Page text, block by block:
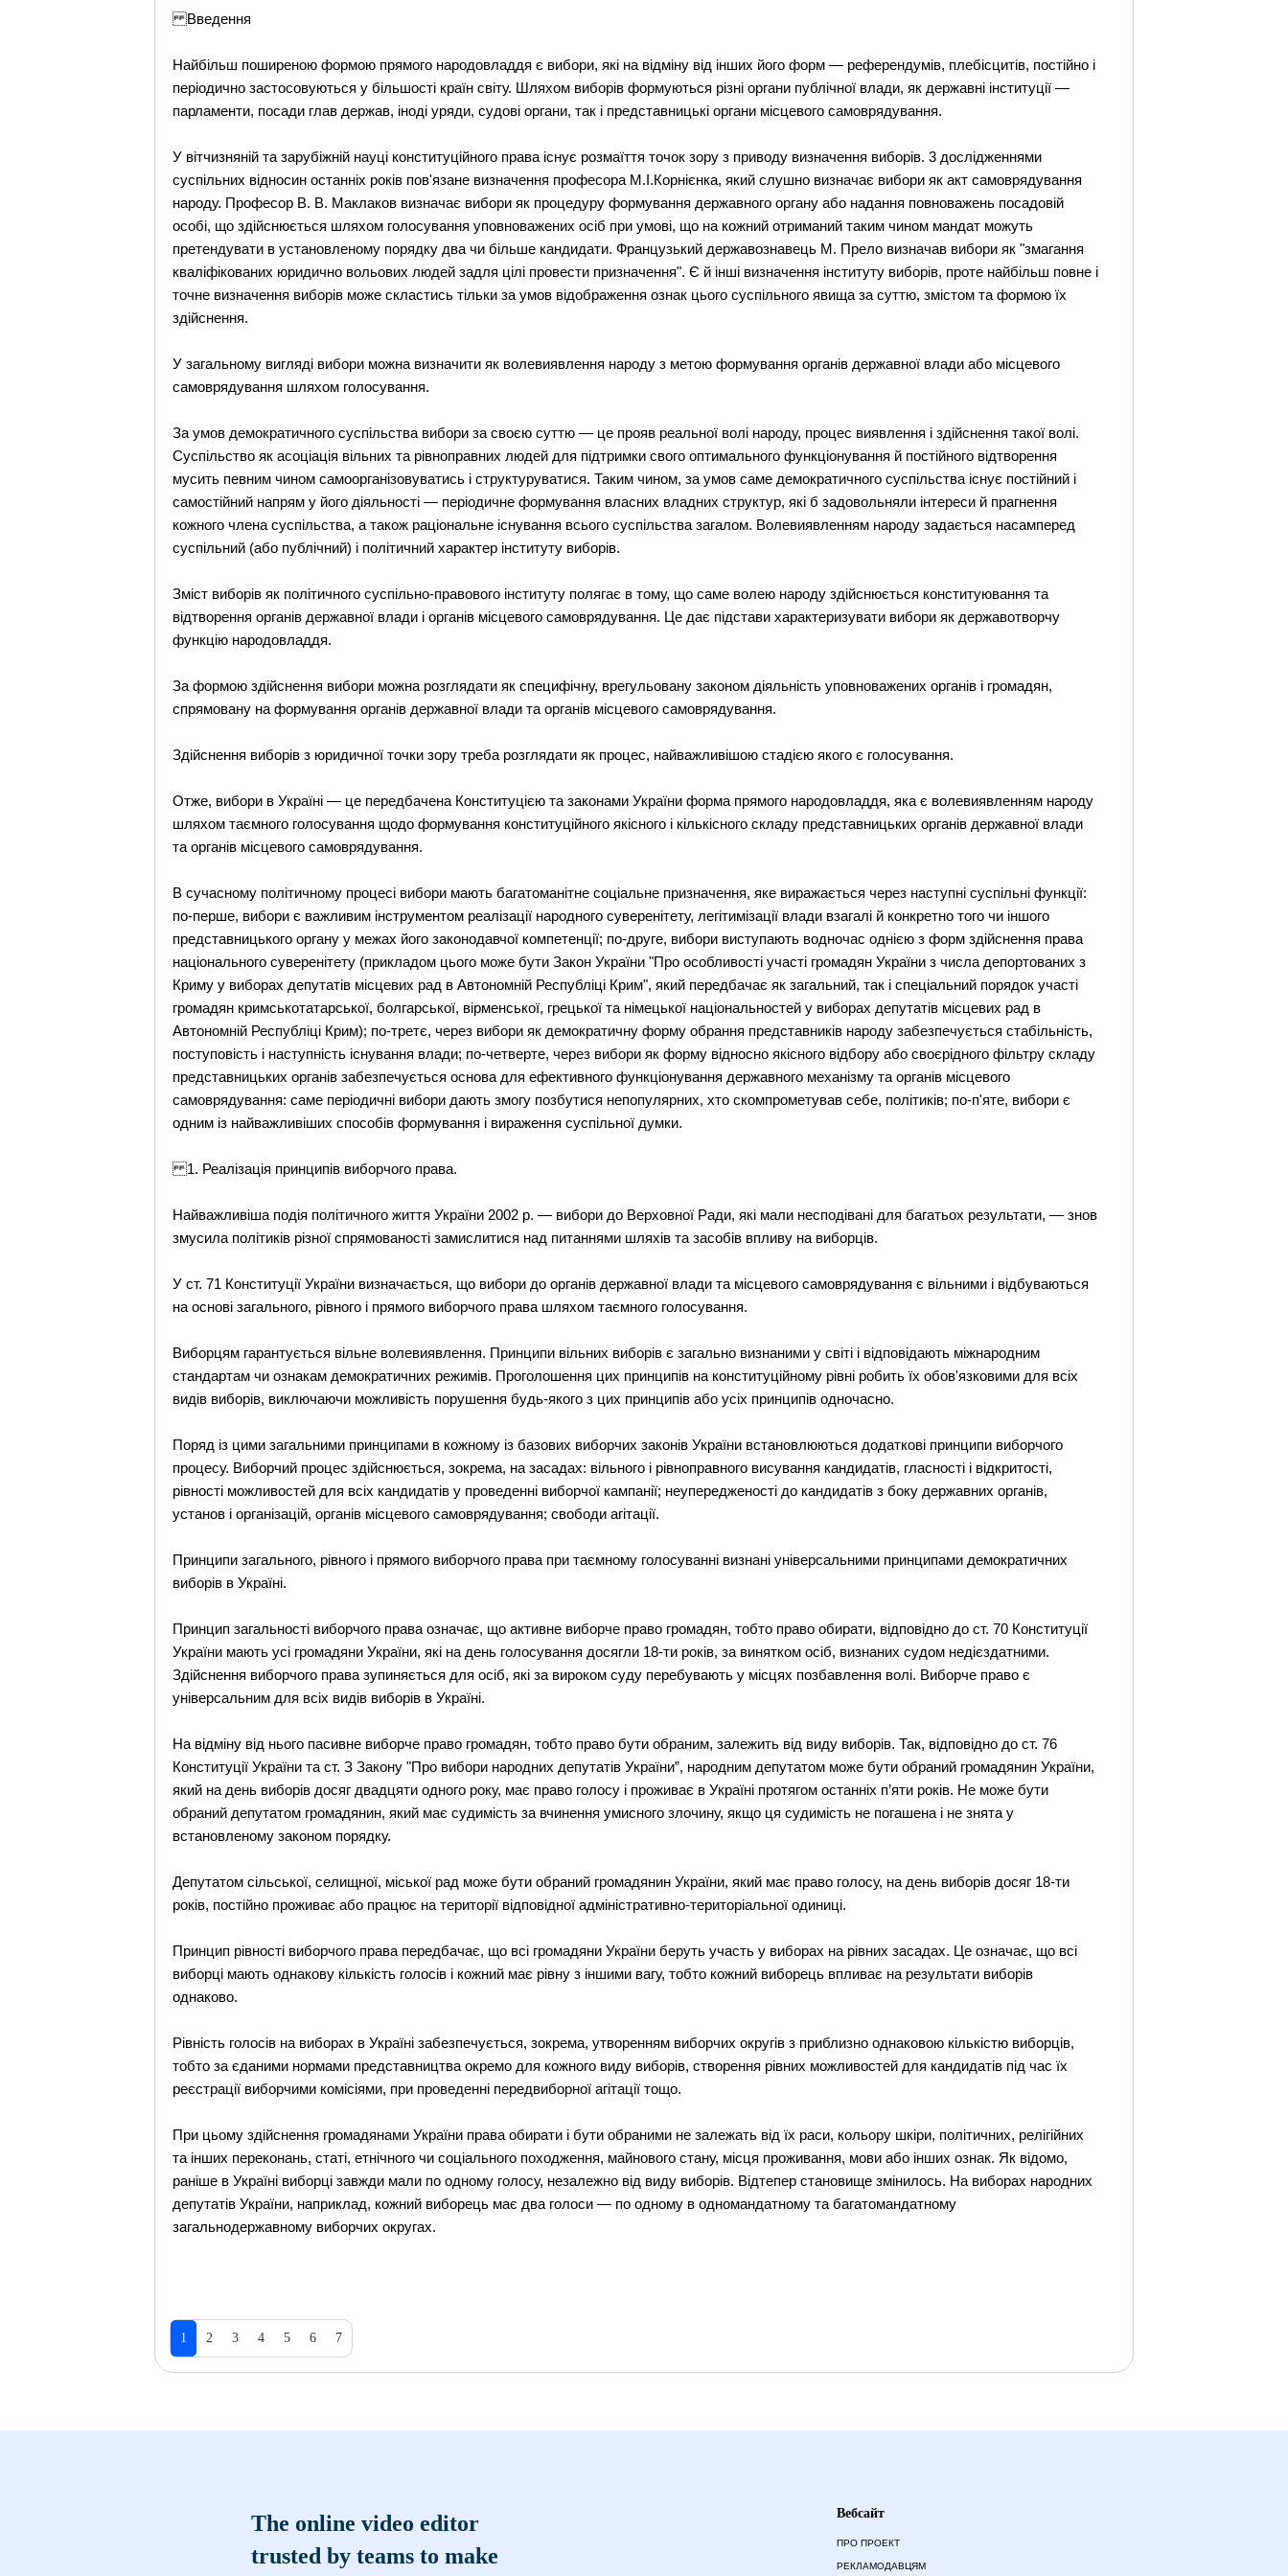
Введення
Найбільш поширеною формою прямого народовладдя є вибори, які на відміну від інших його форм — референдумів, плебісцитів, постійно і
періодично застосовуються у більшості країн світу. Шляхом виборів формуються різні органи публічної влади, як державні інституції —
парламенти, посади глав держав, іноді уряди, судові органи, так і представницькі органи місцевого самоврядування.
У вітчизняній та зарубіжній науці конституційного права існує розмаїття точок зору з приводу визначення виборів. 3 дослідженнями
суспільних відносин останніх років пов'язане визначення професора М.I.Корнієнка, який слушно визначає вибори як акт самоврядування
народу. Професор В. В. Маклаков визначає вибори як процедуру формування державного органу або надання повноважень посадовій
особі, що здійснюється шляхом голосування уповноважених осіб при умові, що на кожний отриманий таким чином мандат можуть
претендувати в установленому порядку два чи більше кандидати. Французький державознавець М. Прело визначав вибори як "змагання
кваліфікованих юридично вольових людей задля цілі провести призначення". Є й інші визначення інституту виборів, проте найбільш повне і
точне визначення виборів може скластись тільки за умов відображення ознак цього суспільного явища за суттю, змістом та формою їх
здійснення.
У загальному вигляді вибори можна визначити як волевиявлення народу з метою формування органів державної влади або місцевого
самоврядування шляхом голосування.
За умов демократичного суспільства вибори за своєю суттю — це прояв реальної волі народу, процес виявлення і здійснення такої волі.
Суспільство як асоціація вільних та рівноправних людей для підтримки свого оптимального функціонування й постійного відтворення
мусить певним чином самоорганізовуватись і структуруватися. Таким чином, за умов саме демократичного суспільства існує постійний і
самостійний напрям у його діяльності — періодичне формування власних владних структур, які б задовольняли інтереси й прагнення
кожного члена суспільства, а також раціональне існування всього суспільства загалом. Волевиявленням народу задається насамперед
суспільний (або публічний) і політичний характер інституту виборів.
Зміст виборів як політичного суспільно-правового інституту полягає в тому, що саме волею народу здійснюється конституювання та
відтворення органів державної влади і органів місцевого самоврядування. Це дає підстави характеризувати вибори як державотворчу
функцію народовладдя.
За формою здійснення вибори можна розглядати як специфічну, врегульовану законом діяльність уповноважених органів і громадян,
спрямовану на формування органів державної влади та органів місцевого самоврядування.
Здійснення виборів з юридичної точки зору треба розглядати як процес, найважливішою стадією якого є голосування.
Отже, вибори в Україні — це передбачена Конституцією та законами України форма прямого народовладдя, яка є волевиявленням народу
шляхом таємного голосування щодо формування конституційного якісного і кількісного складу представницьких органів державної влади
та органів місцевого самоврядування.
В сучасному політичному процесі вибори мають багатоманітне соціальне призначення, яке виражається через наступні суспільні функції:
по-перше, вибори є важливим інструментом реалізації народного суверенітету, легітимізації влади взагалі й конкретно того чи іншого
представницького органу у межах його законодавчої компетенції; по-друге, вибори виступають водночас однією з форм здійснення права
національного суверенітету (прикладом цього може бути Закон України "Про особливості участі громадян України з числа депортованих з
Криму у виборах депутатів місцевих рад в Автономній Республіці Крим", який передбачає як загальний, так і спеціальний порядок участі
громадян кримськотатарської, болгарської, вірменської, грецької та німецької національностей у виборах депутатів місцевих рад в
Автономній Республіці Крим); по-третє, через вибори як демократичну форму обрання представників народу забезпечується стабільність,
поступовість і наступність існування влади; по-четверте, через вибори як форму відносно якісного відбору або своєрідного фільтру складу
представницьких органів забезпечується основа для ефективного функціонування державного механізму та органів місцевого
самоврядування: саме періодичні вибори дають змогу позбутися непопулярних, хто скомпрометував себе, політиків; по-п'яте, вибори є
одним із найважливіших способів формування і вираження суспільної думки.
1. Реалізація принципів виборчого права.
Найважливіша подія політичного життя України 2002 р. — вибори до Верховної Ради, які мали несподівані для багатьох результати, — знов
змусила політиків різної спрямованості замислитися над питаннями шляхів та засобів впливу на виборців.
У ст. 71 Конституції України визначається, що вибори до органів державної влади та місцевого самоврядування є вільними і відбуваються
на основі загального, рівного і прямого виборчого права шляхом таємного голосування.
Виборцям гарантується вільне волевиявлення. Принципи вільних виборів є загально визнаними у світі і відповідають міжнародним
стандартам чи ознакам демократичних режимів. Проголошення цих принципів на конституційному рівні робить їх обов'язковими для всіх
видів виборів, виключаючи можливість порушення будь-якого з цих принципів або усіх принципів одночасно.
Поряд із цими загальними принципами в кожному із базових виборчих законів України встановлюються додаткові принципи виборчого
процесу. Виборчий процес здійснюється, зокрема, на засадах: вільного і рівноправного висування кандидатів, гласності і відкритості,
рівності можливостей для всіх кандидатів у проведенні виборчої кампанії; неупередженості до кандидатів з боку державних органів,
установ і організацій, органів місцевого самоврядування; свободи агітації.
Принципи загального, рівного і прямого виборчого права при таємному голосуванні визнані універсальними принципами демократичних
виборів в Україні.
Принцип загальності виборчого права означає, що активне виборче право громадян, тобто право обирати, відповідно до ст. 70 Конституції
України мають усі громадяни України, які на день голосування досягли 18-ти років, за винятком осіб, визнаних судом недієздатними.
Здійснення виборчого права зупиняється для осіб, які за вироком суду перебувають у місцях позбавлення волі. Виборче право є
універсальним для всіх видів виборів в Україні.
На відміну від нього пасивне виборче право громадян, тобто право бути обраним, залежить від виду виборів. Так, відповідно до ст. 76
Конституції України та ст. З Закону "Про вибори народних депутатів України”, народним депутатом може бути обраний громадянин України,
який на день виборів досяг двадцяти одного року, має право голосу і проживає в Україні протягом останніх п’яти років. Не може бути
обраний депутатом громадянин, який має судимість за вчинення умисного злочину, якщо ця судимість не погашена і не знята у
встановленому законом порядку.
Депутатом сільської, селищної, міської рад може бути обраний громадянин України, який має право голосу, на день виборів досяг 18-ти
років, постійно проживає або працює на території відповідної адміністративно-територіальної одиниці.
Принцип рівності виборчого права передбачає, що всі громадяни України беруть участь у виборах на рівних засадах. Це означає, що всі
виборці мають однакову кількість голосів і кожний має рівну з іншими вагу, тобто кожний виборець впливає на результати виборів
однаково.
Рівність голосів на виборах в Україні забезпечується, зокрема, утворенням виборчих округів з приблизно однаковою кількістю виборців,
тобто за єданими нормами представництва окремо для кожного виду виборів, створення рівних можливостей для кандидатів під час їх
реєстрації виборчими комісіями, при проведенні передвиборної агітації тощо.
При цьому здійснення громадянами України права обирати і бути обраними не залежать від їх раси, кольору шкіри, політичних, релігійних
та інших переконань, статі, етнічного чи соціального походження, майнового стану, місця проживання, мови або інших ознак. Як відомо,
раніше в Україні виборці завжди мали по одному голосу, незалежно від виду виборів. Відтепер становище змінилось. На виборах народних
депутатів України, наприклад, кожний виборець має два голоси — по одному в одномандатному та багатомандатному
загальнодержавному виборчих округах.
1 2 3 4 5 6 7
The online video editor
trusted by teams to make
Вебсайт
ПРО ПРОЕКТ
РЕКЛАМОДАВЦЯМ